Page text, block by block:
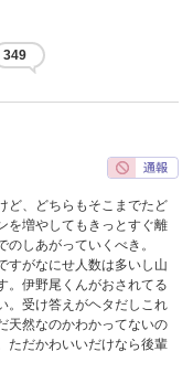
349
ど、どちらもそこまでたど
を増やしてもきっとすぐ離
しあがっていくべき。
すがなにせ人数は多いし山
。伊野尾くんがおされてる
。受け答えがヘタだしこれ
天然なのかわかってないの
ただかわいいだけなら後輩